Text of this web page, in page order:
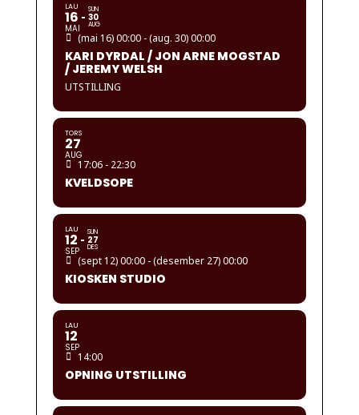
LAU
16
MAI
SUN
30
AUG
(mai 16) 00:00 - (aug. 30) 00:00
KARI DYRDAL / JON ARNE MOGSTAD
/ JEREMY WELSH
UTSTILLING
TORS
27
AUG
17:06 - 22:30
KVELDSOPE
LAU
12
SEP
SUN
27
DES
(sept 12) 00:00 - (desember 27) 00:00
KIOSKEN STUDIO
LAU
12
SEP
14:00
OPNING UTSTILLING